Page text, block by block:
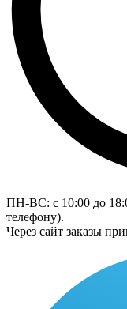
ПН-ВС: с 10:00 до
телефону).
Через сайт заказы